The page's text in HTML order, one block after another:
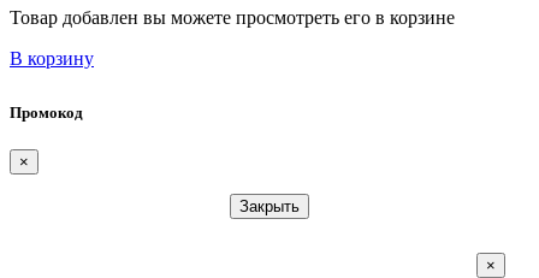
Товар добавлен вы можете просмотреть его в корзине
В корзину
Промокод
×
Закрыть
×